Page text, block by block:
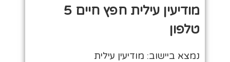
מודיעין עילית חפץ חיים 5
טלפון
נמצא ביישוב: מודיעין עילית